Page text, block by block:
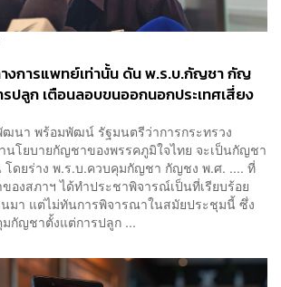
การแพทย์เท่านั้น ดัน พ.ร.บ.กัญชา กัญ
ปลูก เตือนลอบขนออกนอกประเทศเสี่ยง
นา พร้อมพัฒน์ รัฐมนตรีว่าการกระทรวง
โยบายกัญชาของพรรคภูมิใจไทย จะเป็นกัญชา
โดยร่าง พ.ร.บ.ควบคุมกัญชา กัญชง พ.ศ. .... ที่
องสภาฯ ได้ทำประชาพิจารณ์เป็นที่เรียบร้อย
นมา แต่ไม่ทันการพิจารณาในสมัยประชุมนี้ ซึ่ง
กัญชาตั้งแต่การปลูก ...